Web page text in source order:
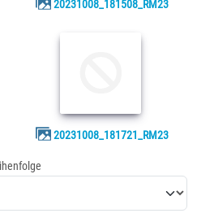
20231008_181508_RM23
20231008_181721_RM23